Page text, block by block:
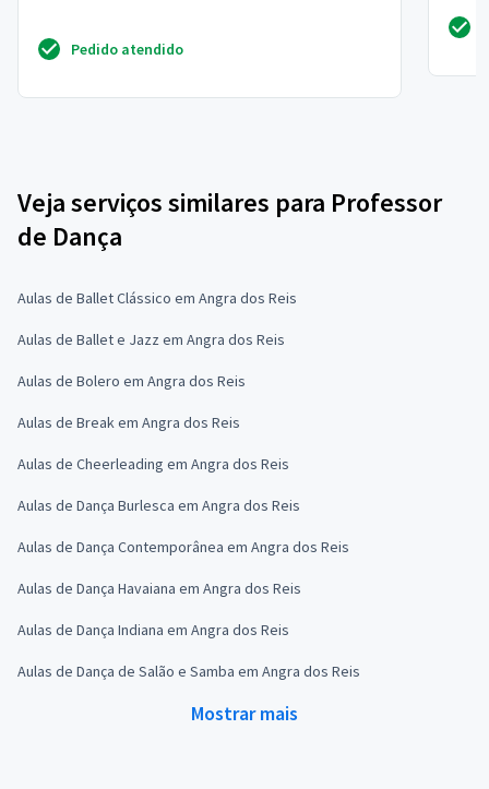
Pedido atendido
Veja serviços similares para Professor
de Dança
Aulas de Ballet Clássico em Angra dos Reis
Aulas de Ballet e Jazz em Angra dos Reis
Aulas de Bolero em Angra dos Reis
Aulas de Break em Angra dos Reis
Aulas de Cheerleading em Angra dos Reis
Aulas de Dança Burlesca em Angra dos Reis
Aulas de Dança Contemporânea em Angra dos Reis
Aulas de Dança Havaiana em Angra dos Reis
Aulas de Dança Indiana em Angra dos Reis
Aulas de Dança de Salão e Samba em Angra dos Reis
Mostrar mais